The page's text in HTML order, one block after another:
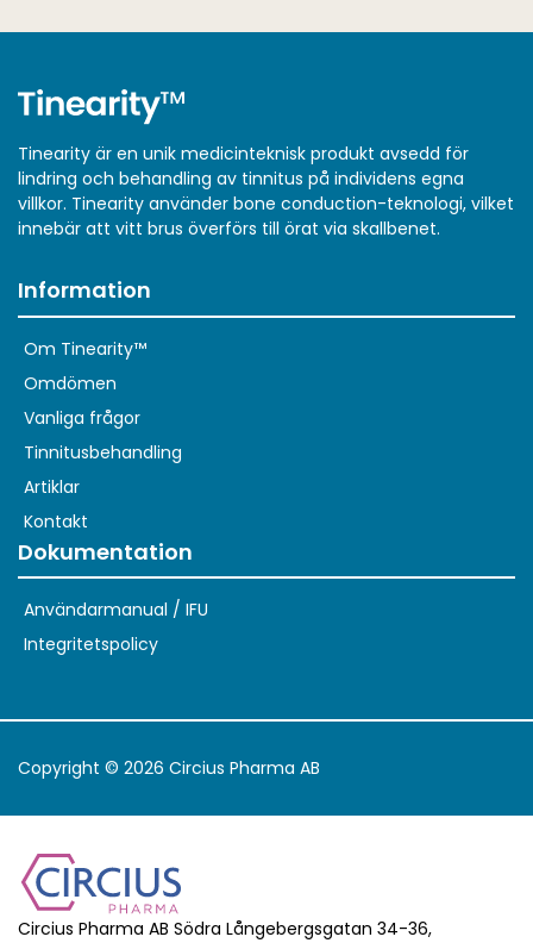
Tinearity är en unik medicinteknisk produkt avsedd för
lindring och behandling av tinnitus på individens egna
villkor. Tinearity använder bone conduction-teknologi, vilket
innebär att vitt brus överförs till örat via skallbenet.
Information
Om Tinearity™
Omdömen
Vanliga frågor
Tinnitusbehandling
Artiklar
Kontakt
Dokumentation
Användarmanual / IFU
Integritetspolicy
Copyright © 2026 Circius Pharma AB
Circius Pharma AB Södra Långebergsgatan 34-36,